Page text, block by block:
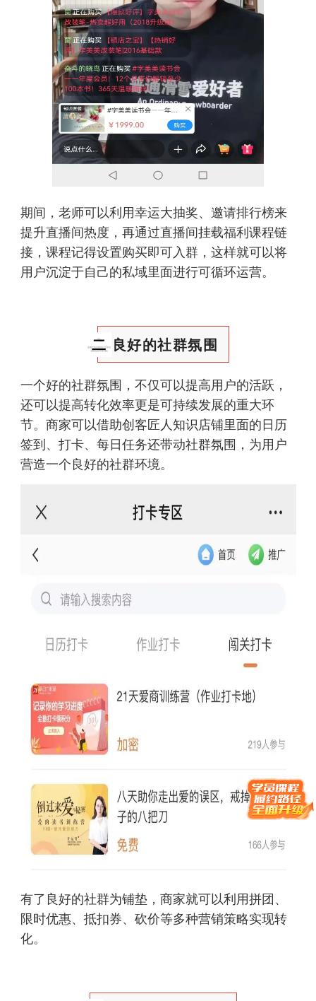
期间，老师可以利用幸运大抽奖、邀请排行榜来
提升直播间热度，再通过直播间挂载福利课程链
接，课程记得设置购买即可入群，这样就可以将
用户沉淀于自己的私域里面进行可循环运营。
二 良好的社群氛围
一个好的社群氛围，不仅可以提高用户的活跃，
还可以提高转化效率更是可持续发展的重大环
节。商家可以借助创客匠人知识店铺里面的日历
签到、打卡、每日任务还带动社群氛围，为用户
营造一个良好的社群环境。
有了良好的社群为铺垫，商家就可以利用拼团、
限时优惠、抵扣券、砍价等多种营销策略实现转
化。